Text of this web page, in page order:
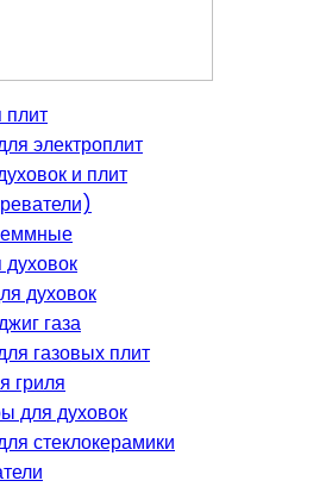
плит
электроплит
и плит
духовок
газа
газовых плит
гриля
для духовок
стеклокерамики